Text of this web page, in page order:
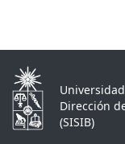
Dirección
(SISIB)